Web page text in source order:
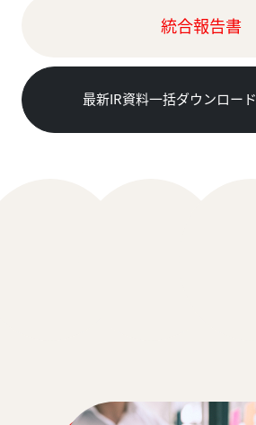
統合報告書
最新IR資料一括ダウンロード